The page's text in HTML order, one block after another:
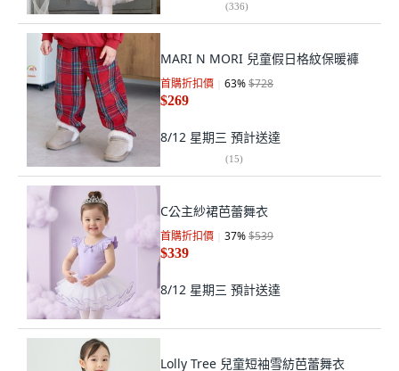
(336)
MARI N MORI 兒童假日格紋保暖褲
首購折扣價 63%$728
$269
8/12 星期三 預計送達
(15)
C公主紗裙芭蕾舞衣
首購折扣價 37%$539
$339
8/12 星期三 預計送達
Lolly Tree 兒童短袖雪紡芭蕾舞衣